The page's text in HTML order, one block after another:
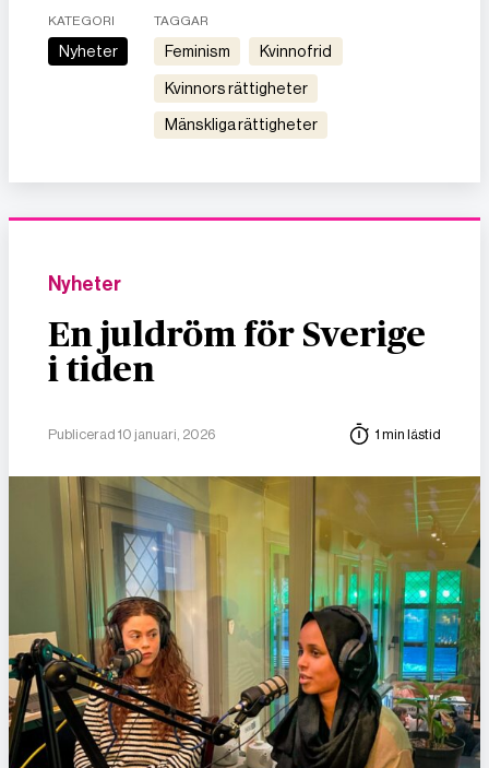
KATEGORI
Nyheter
TAGGAR
feminism kvinnofrid
kvinnors rättigheter
mänskliga rättigheter
Nyheter
En juldröm för Sverige
i tiden
Publicerad 10 januari, 2026 1 min lästid